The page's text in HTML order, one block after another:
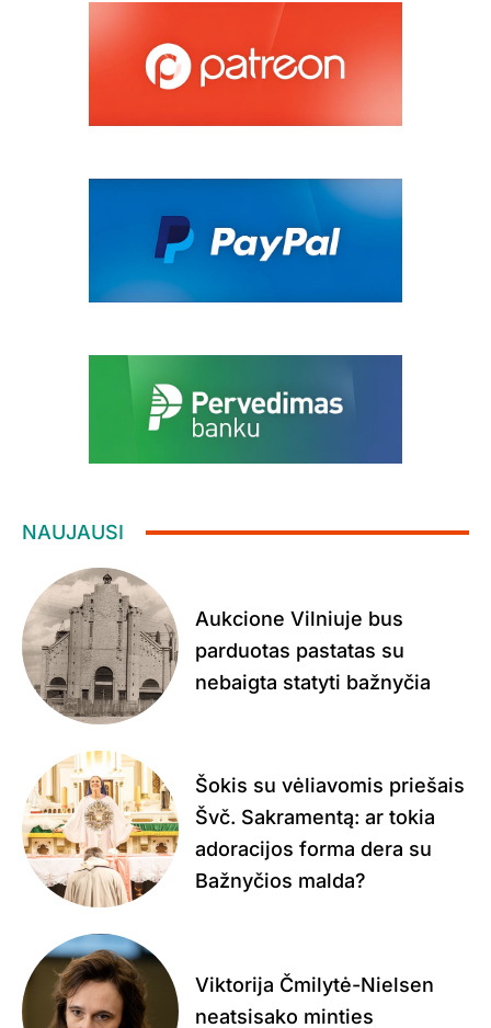
NAUJAUSI
Aukcione Vilniuje bus
parduotas pastatas su
nebaigta statyti bažnyčia
Šokis su vėliavomis priešais
Švč. Sakramentą: ar tokia
adoracijos forma dera su
Bažnyčios malda?
Viktorija Čmilytė-Nielsen
neatsisako minties